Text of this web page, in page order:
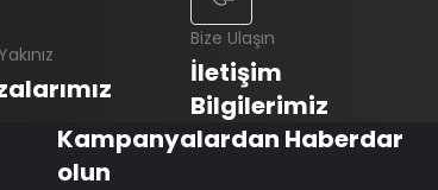
Bize Ulaşın
İletişim
Bilgilerimiz
Kampanyalardan Haberdar
olun